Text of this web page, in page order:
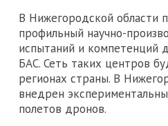
В Нижегородской области
профильный научно-
испытаний и компетенций
БАС. Сеть таких центров
регионах страны. В
внедрен
полетов дронов.